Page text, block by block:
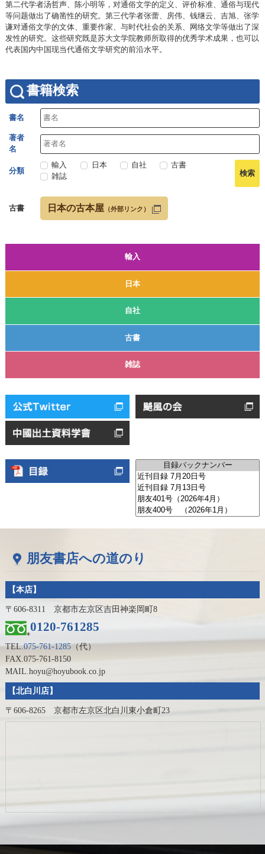
輸入
日本
自社
古書
雑誌
第二代学者汤哲声、陈小明等，对通俗文学的定义、评价标准、通俗与现代
等问题做出了确凿性的研究。第三代学者张蕾、房伟、钱继云、吉旭、张学
谦对通俗文学的文体、重要作家、与时代社会的关系、网络文学等做出了深
发性的研究。这些研究既是苏大文学院教师所取得的优秀学术成果，也可以
代表国内中国现当代通俗文学研究的前沿水平。
書籍検索
書名
著者
名
分類
輸入 日本 自社
古書
雑誌
古書 日本の古本屋 （外部リンク）
朋友書店への道のり
【本店】
〒606-8311 京都市左京区吉田神楽岡町8
0120-761285
TEL.075-761-1285（代）
FAX.075-761-8150
MAIL.hoyu@hoyubook.co.jp
【北白川店】
〒606-8265 京都市左京区北白川東小倉町23